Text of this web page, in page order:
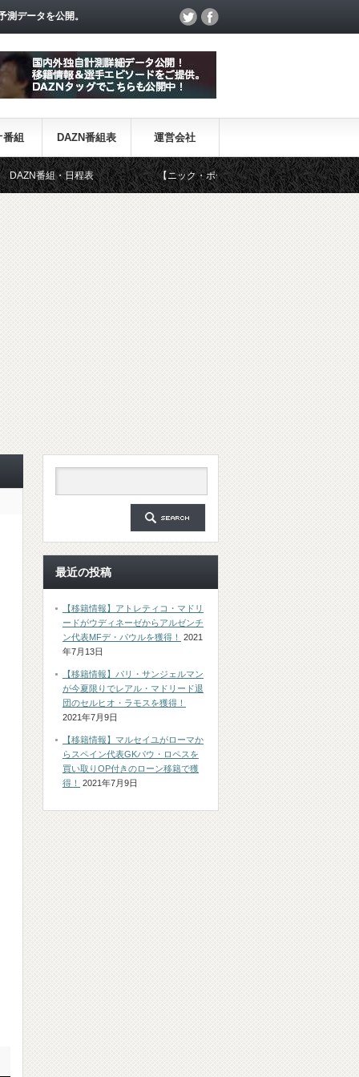
データを公開。
番組 DAZN番組表 運営会社
日程表 【ニック・ポープ】元8部GK、イングランド代表に初選出
最近の投稿
【移籍情報】アトレティコ・マドリ
ードがウディネーゼからアルゼンチ
ン代表MFデ・パウルを獲得！
2021
年7月13日
【移籍情報】パリ・サンジェルマン
が今夏限りでレアル・マドリード退
団のセルヒオ・ラモスを獲得！
2021年7月9日
【移籍情報】マルセイユがローマか
らスペイン代表GKパウ・ロペスを
買い取りOP付きのローン移籍で獲
得！
2021年7月9日